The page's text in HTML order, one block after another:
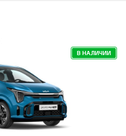
В НАЛИЧИИ